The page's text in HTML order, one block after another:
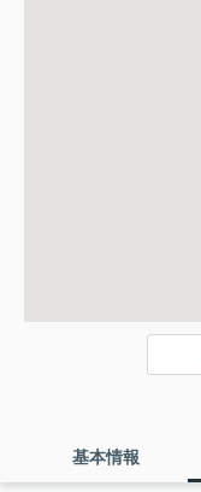
基本情報